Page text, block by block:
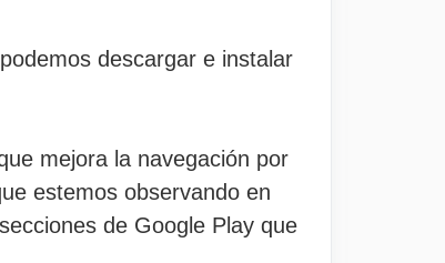
descargar e instalar
mejora la navegación por
estemos observando en
de Google Play que